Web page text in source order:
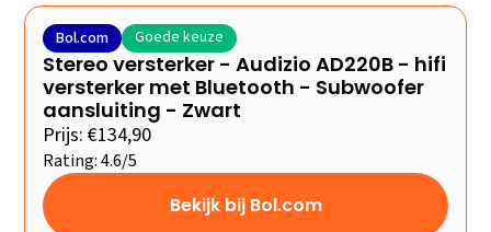
Bol.com Goede keuze
Stereo versterker - Audizio AD220B - hifi
versterker met Bluetooth - Subwoofer
aansluiting - Zwart
Prijs: €134,90
Rating: 4.6/5
Bekijk bij Bol.com